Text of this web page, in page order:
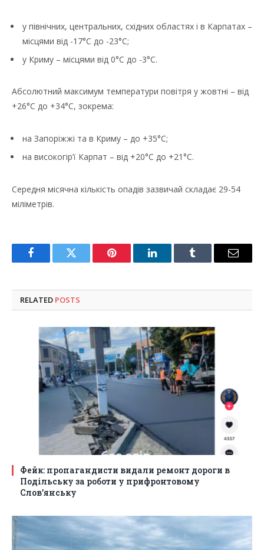
у північних, центральних, східних областях і в Карпатах –
місцями від -17°C до -23°C;
у Криму – місцями від 0°C до -3°C.
Абсолютний максимум температури повітря у жовтні – від
+26°C до +34°C, зокрема:
на Запоріжжі та в Криму – до +35°C;
на високогір’ї Карпат – від +20°C до +21°C.
Середня місячна кількість опадів зазвичай складає 29-54
міліметрів.
FacebookTwitter Pinterest LinkedInTumblr Email
RELATED POSTS
Фейк: пропагандисти видали ремонт дороги в
Подільську за роботи у прифронтовому
Слов’янську